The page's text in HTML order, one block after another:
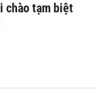
chào tạm biệt